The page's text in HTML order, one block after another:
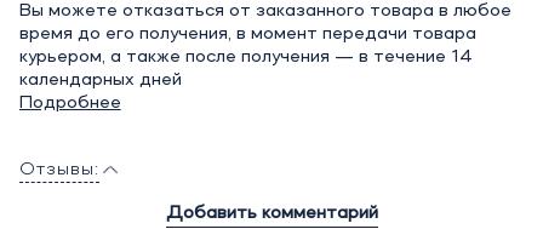
Вы можете отказаться от заказанного товара в любое
время до его получения, в момент передачи товара
курьером, а также после получения — в течение 14
календарных дней
Подробнее
Отзывы:
Добавить комментарий